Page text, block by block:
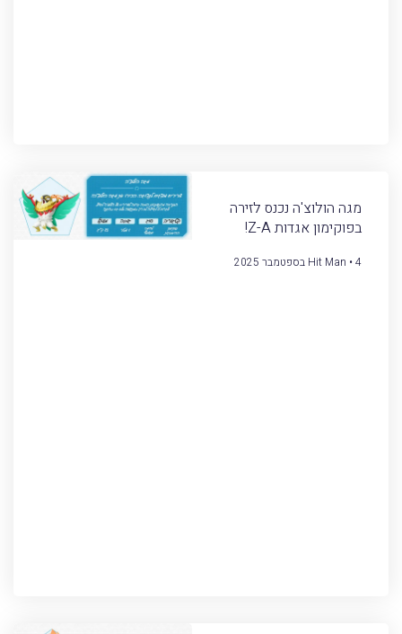
מגה הולוצ'ה נכנס לזירה
בפוקימון אגדות Z-A!
Hit Man 4 בספטמבר 2025